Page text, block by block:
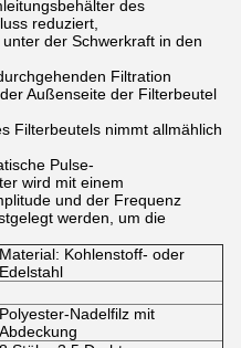
des
reduziert,
der Schwerkraft in den
Filtration
Außenseite der Filterbeutel
Filterbeutels nimmt allmählich
Pulse-
wird mit einem
und der Frequenz
werden, um die
Material: Kohlenstoff- oder
Edelstahl
Polyester-Nadelfilz mit
Abdeckung